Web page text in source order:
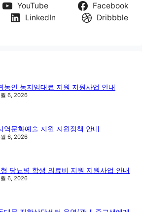
YouTube
Facebook
LinkedIn Dribbble
농인 농지임대료 지원 지원사업 안내
6, 2026
역문화예술 지원 지원정책 안내
6, 2026
당뇨병 학생 의료비 지원 지원사업 안내
6, 2026